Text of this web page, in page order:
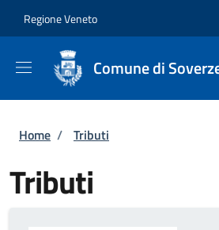
Regione Veneto
Comune di
Briciole di pane
Home / Tributi
Tributi